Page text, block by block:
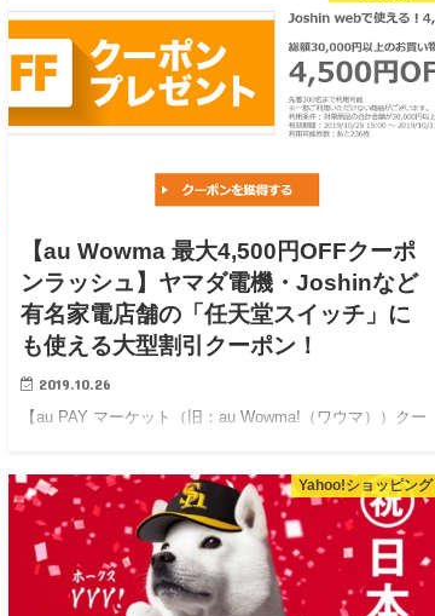
【au Wowma 最大4,500円OFFクーポ
ンラッシュ】ヤマダ電機・Joshinなど
有名家電店舗の「任天堂スイッチ」に
も使える大型割引クーポン！
2019.10.26
【au PAY マーケット（旧：au Wowma!（ワウマ））クー
ポン！ クーポンラッシュです！ しかも「最大4,500円
OFF」と割引率が物凄い事…
Yahoo!ショッピング